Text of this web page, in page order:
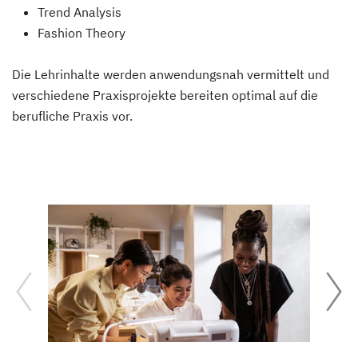
Trend Analysis
Fashion Theory
Die Lehrinhalte werden anwendungsnah vermittelt und
verschiedene Praxisprojekte bereiten optimal auf die
berufliche Praxis vor.